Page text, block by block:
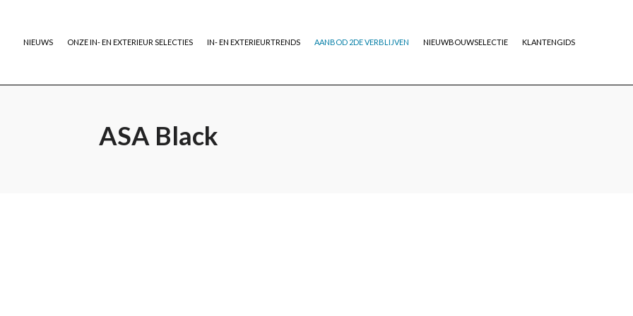
NIEUWS ONZE IN- EN EXTERIEUR SELECTIES IN- EN EXTERIEURTRENDS AANBOD 2DE VERBLIJVEN NIEUWBOUWSELECTIE KLANTENGIDS
ASA Black